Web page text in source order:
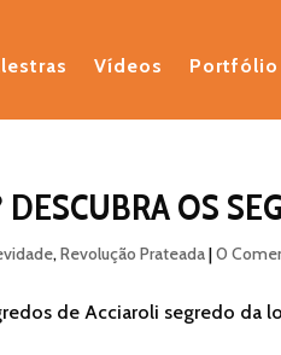
Vídeos Portfólio
OS
,Revolução Prateada|0